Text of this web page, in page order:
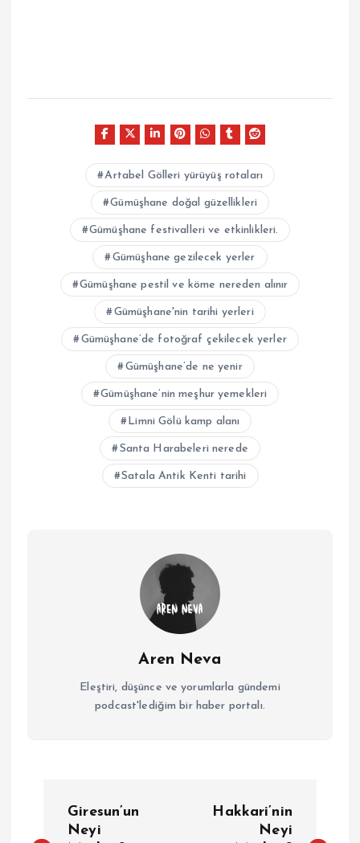
Artabel Gölleri yürüyüş rotaları
Gümüşhane doğal güzellikleri
Gümüşhane festivalleri ve etkinlikleri.
Gümüşhane gezilecek yerler
Gümüşhane pestil ve köme nereden alınır
Gümüşhane'nin tarihi yerleri
Gümüşhane’de fotoğraf çekilecek yerler
Gümüşhane’de ne yenir
Gümüşhane’nin meşhur yemekleri
Limni Gölü kamp alanı
Santa Harabeleri nerede
Satala Antik Kenti tarihi
Aren Neva
Eleştiri, düşünce ve yorumlarla gündemi
podcast'lediğim bir haber portalı.
Giresun’un
Neyi
Hakkari’nin
Neyi